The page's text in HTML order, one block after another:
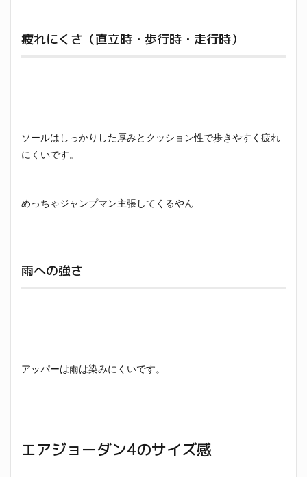
疲れにくさ（直立時・歩行時・走行時）
ソールはしっかりした厚みとクッション性で歩きやすく疲れ
にくいです。
めっちゃジャンプマン主張してくるやん
雨への強さ
アッパーは雨は染みにくいです。
エアジョーダン4のサイズ感